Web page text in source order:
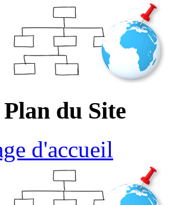
Plan du Site
d'accueil